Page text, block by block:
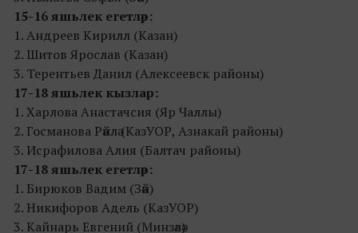
15-16 яшьлек егетләр:
1. Андреев Кирилл (Казан)
2. Шитов Ярослав (Казан)
3. Терентьев Данил (Алексеевск районы)
17-18 яшьлек кызлар:
1. Харлова Анастачсия (Яр Чаллы)
2. Госманова Рәйлә (КазУОР, Азнакай районы)
3. Исрафилова Алия (Балтач районы)
17-18 яшьлек егетләр:
1. Бирюков Вадим (Зәй)
2. Никифоров Адель (КазУОР)
3. Кайнарь Евгений (Минзәлә)